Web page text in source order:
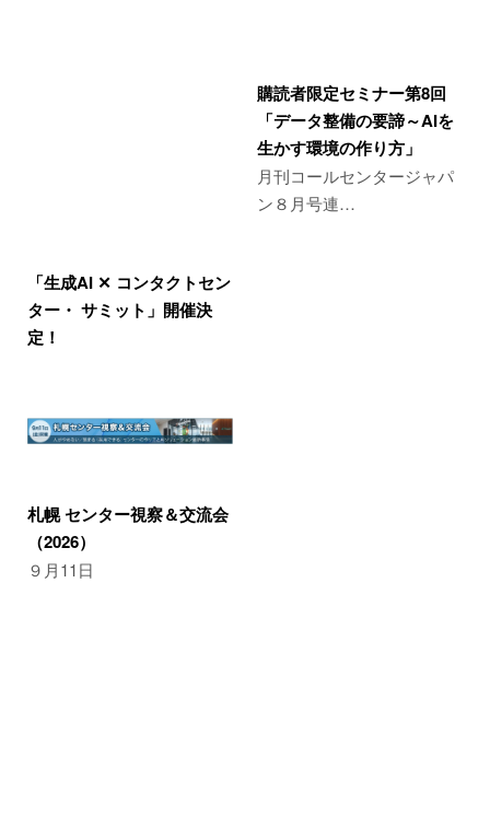
「生成AI ✕ コンタクトセン
ター・ サミット」開催決
定！
購読者限定セミナー第8回
「データ整備の要諦～AIを
生かす環境の作り方」
月刊コールセンタージャパ
ン８月号連…
札幌 センター視察＆交流会
（2026）
９月11日